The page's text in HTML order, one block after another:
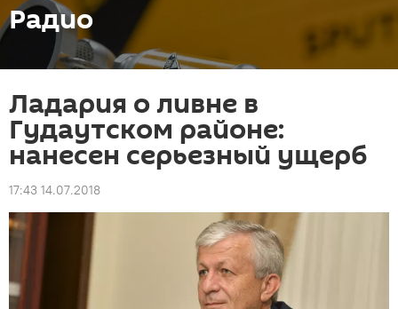
Радио
Ладария о ливне в
Гудаутском районе:
нанесен серьезный ущерб
17:43 14.07.2018